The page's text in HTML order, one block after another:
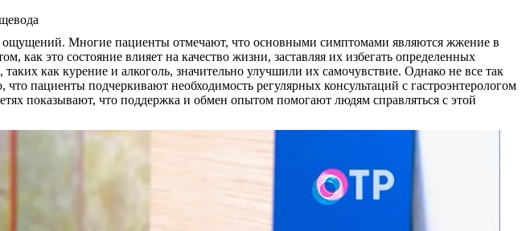
Многие пациенты отмечают, что основными симптомами являются жжение в
как это состояние влияет на качество жизни, заставляя их избегать определенных
как курение и алкоголь, значительно улучшили их самочувствие. Однако не все так
пациенты подчеркивают необходимость регулярных консультаций с гастроэнтерологом
показывают, что поддержка и обмен опытом помогают людям справляться с этой